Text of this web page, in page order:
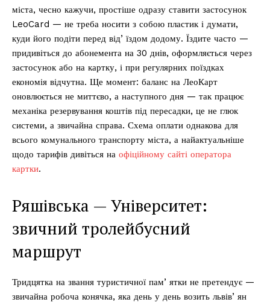
міста, чесно кажучи, простіше одразу ставити застосунок
LeoCard — не треба носити з собою пластик і думати,
куди його подіти перед відʼїздом додому. Їздите часто —
придивіться до абонемента на 30 днів, оформляється через
застосунок або на картку, і при регулярних поїздках
економія відчутна. Ще момент: баланс на ЛеоКарт
оновлюється не миттєво, а наступного дня — так працює
механіка резервування коштів під пересадки, це не глюк
системи, а звичайна справа. Схема оплати однакова для
всього комунального транспорту міста, а найактуальніше
щодо тарифів дивіться на офіційному сайті оператора
картки.
Ряшівська — Університет:
звичний тролейбусний
маршрут
Тридцятка на звання туристичної памʼятки не претендує —
звичайна робоча конячка, яка день у день возить львівʼян